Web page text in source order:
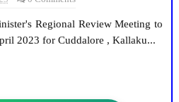
Regional Review Meeting to
2023 for Cuddalore , Kallaku...